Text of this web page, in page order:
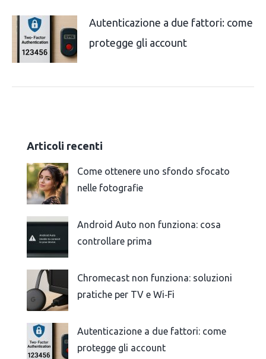
Autenticazione a due fattori: come
protegge gli account
Articoli recenti
Come ottenere uno sfondo sfocato
nelle fotografie
Android Auto non funziona: cosa
controllare prima
Chromecast non funziona: soluzioni
pratiche per TV e Wi‑Fi
Autenticazione a due fattori: come
protegge gli account